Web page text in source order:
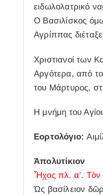
ειδωλολατρικό
Ο Βασιλίσκος
Αγρίππας
Χριστιανοί των
Αργότερα, από
του Μάρτυρος,
Η μνήμη του
Εορτολόγιο:
Ἀπολυτίκιον
Ἦχος πλ. α’.
Ὡς βασίλειον